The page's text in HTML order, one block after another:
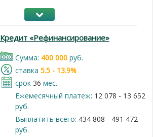
Кредит «Рефинансирование»
Cумма: 400 000руб.
cтавка 5.5 - 13.9%
срок 36 мес.
Ежемесячный платеж: 12 078 - 13 652
руб.
Выплатить всего: 434 808 - 491 472
руб.